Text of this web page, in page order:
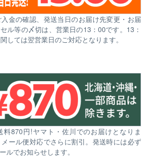
金の確認、発送当日のお届け先変更・お届
ル等の〆切は、営業日の13：00です。13：
しては翌営業日のご対応となります。
料870円!ヤマト・佐川でのお届けとなりま
ール便対応でさらに割引。発送時には必ず
ルでお知らせします。